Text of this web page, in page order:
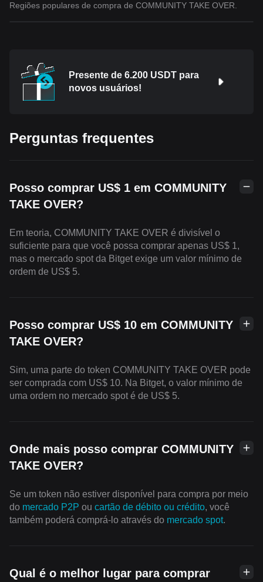
Regiões populares de compra de COMMUNITY TAKE OVER.
Presente de 6.200 USDT para
novos usuários!
Perguntas frequentes
Posso comprar US$ 1 em COMMUNITY
TAKE OVER?
Em teoria, COMMUNITY TAKE OVER é divisível o
suficiente para que você possa comprar apenas US$ 1,
mas o mercado spot da Bitget exige um valor mínimo de
ordem de US$ 5.
Posso comprar US$ 10 em COMMUNITY
TAKE OVER?
Sim, uma parte do token COMMUNITY TAKE OVER pode
ser comprada com US$ 10. Na Bitget, o valor mínimo de
uma ordem no mercado spot é de US$ 5.
Onde mais posso comprar COMMUNITY
TAKE OVER?
Se um token não estiver disponível para compra por meio
do mercado P2P ou cartão de débito ou crédito, você
também poderá comprá-lo através do mercado spot.
Qual é o melhor lugar para comprar